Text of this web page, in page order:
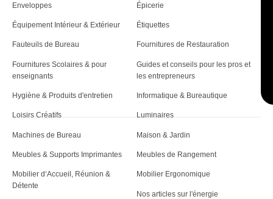
Enveloppes Épicerie
Équipement Intérieur & Extérieur Étiquettes
Fauteuils de Bureau Fournitures de Restauration
Fournitures Scolaires & pour
enseignants
Guides et conseils pour les pros et
les entrepreneurs
Hygiène & Produits d'entretien Informatique & Bureautique
Loisirs Créatifs Luminaires
Machines de Bureau Maison & Jardin
Meubles & Supports Imprimantes Meubles de Rangement
Mobilier d‘Accueil, Réunion &
Détente
Mobilier Ergonomique
Nos articles sur l'énergie